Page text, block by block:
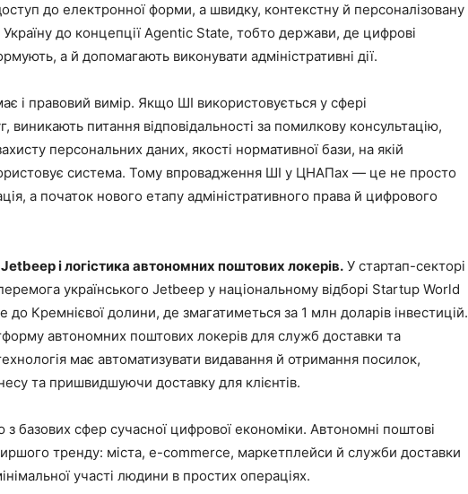
до електронної форми, а швидку, контекстну й персоналізовану
до концепції Agentic State, тобто держави, де цифрові
а й допомагають виконувати адміністративні дії.
і правовий вимір. Якщо ШІ використовується у сфері
виникають питання відповідальності за помилкову консультацію,
персональних даних, якості нормативної бази, на якій
система. Тому впровадження ШІ у ЦНАПах — це не просто
а початок нового етапу адміністративного права й цифрового
Jetbeep і логістика автономних поштових локерів. У стартап-секторі
українського Jetbeep у національному відборі Startup World
до Кремнієвої долини, де змагатиметься за 1 млн доларів інвестицій.
автономних поштових локерів для служб доставки та
має автоматизувати видавання й отримання посилок,
та пришвидшуючи доставку для клієнтів.
з базових сфер сучасної цифрової економіки. Автономні поштові
тренду: міста, e-commerce, маркетплейси й служби доставки
участі людини в простих операціях.